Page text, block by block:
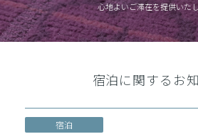
心地よいご滞在を提供いた
宿泊に関するお
宿泊